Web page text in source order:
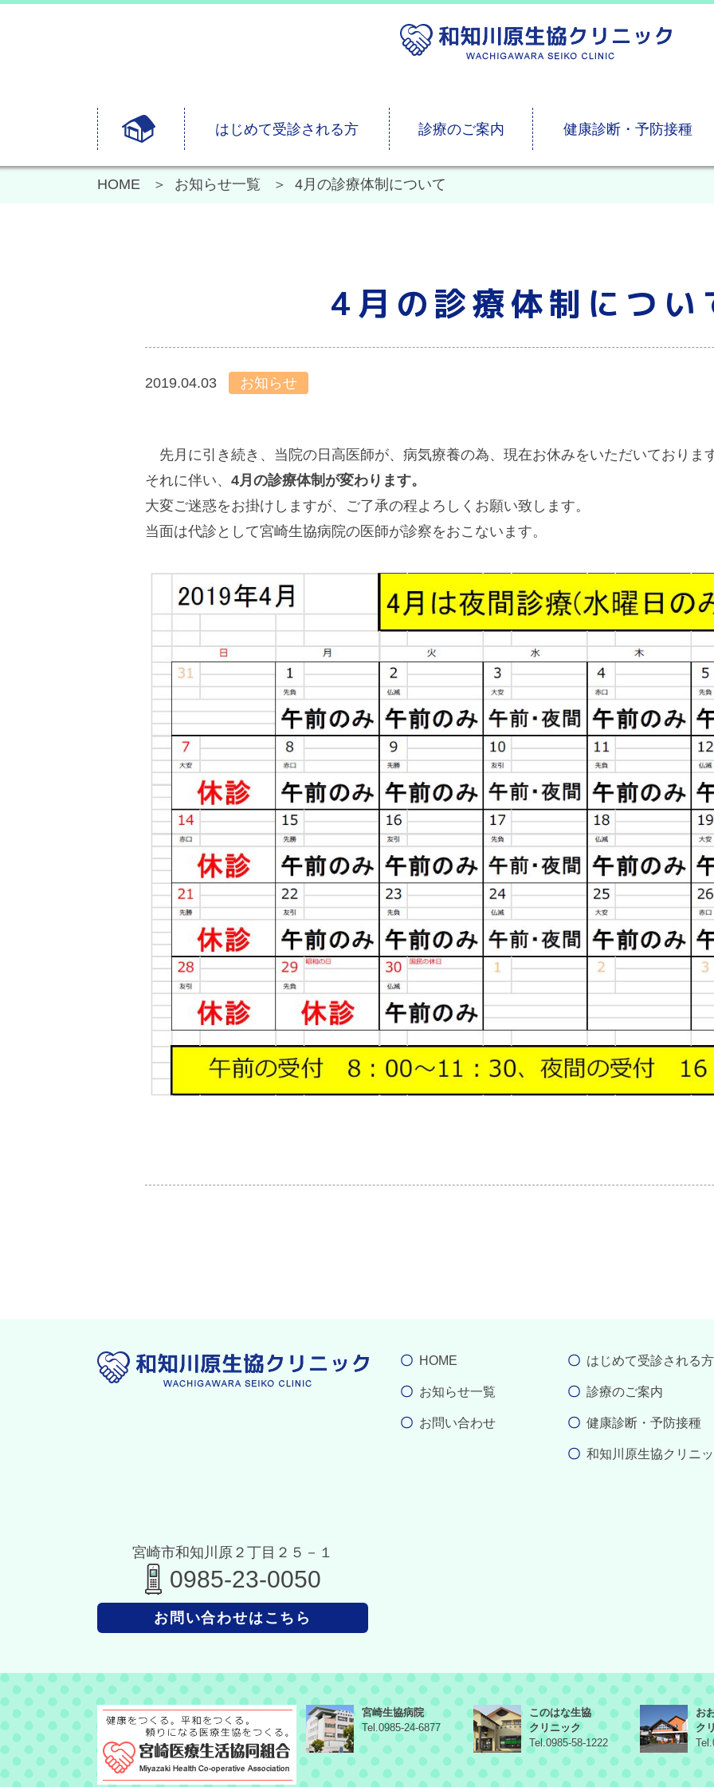
はじめて受診される方 診療のご案内 健康診断・予防接種
HOME お知らせ一覧 4月の診療体制について
4月の診療体制につい
2019.04.03 お知らせ
先月に引き続き、当院の日高医師が、病気療養の為、現在お休みをいただいておりま
それに伴い、 4月の診療体制が変わります。
大変ご迷惑をお掛けしますが、ご了承の程よろしくお願い致します。
当面は代診として宮崎生協病院の医師が診察をおこないます。
宮崎市和知川原２丁目２５－１
0985-23-0050
お問い合わせはこちら
HOME
お知らせ一覧
お問い合わせ
はじめて受診される方
診療のご案内
健康診断・予防接種
和知川原生協クリニ
宮崎生協病院
Tel.0985-24-6877
このはな生協
クリニック
Tel.0985-58-1222
お
ク